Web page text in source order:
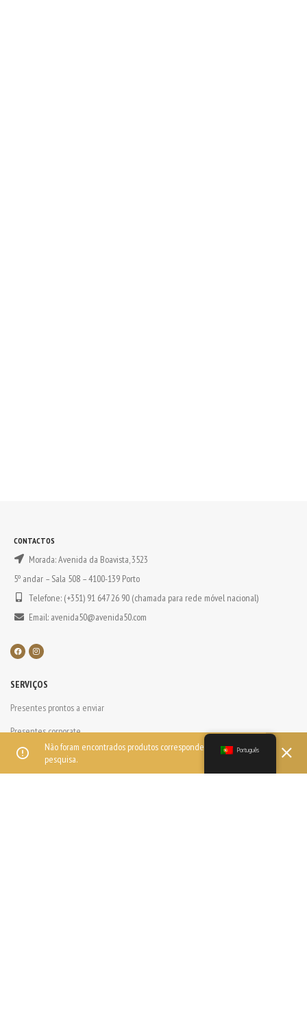
Não foram encontrados produtos correspondentes à sua
pesquisa.
CONTACTOS
Morada: Avenida da Boavista, 3523
5º andar – Sala 508 – 4100-139 Porto
Telefone: (+351) 91 647 26 90 (chamada para rede móvel nacional)
Email: avenida50@avenida50.com
SERVIÇOS
Presentes prontos a enviar
Presentes corporate
Presentes semi-personalizados
Eventos
Português